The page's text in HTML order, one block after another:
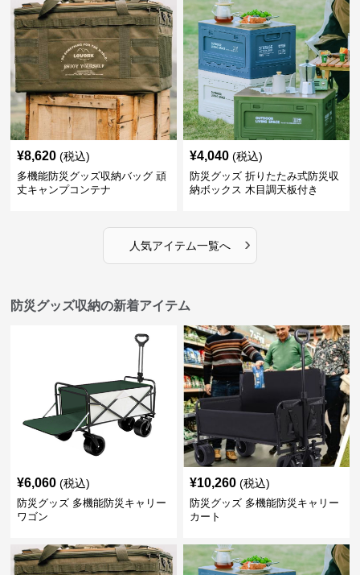
¥8,620 (税込)
多機能防災グッズ収納バッグ 頑
丈キャンプコンテナ
¥4,040 (税込)
防災グッズ 折りたたみ式防災収
納ボックス 木目調天板付き
人気アイテム一覧へ ›
防災グッズ収納の新着アイテム
¥6,060 (税込)
防災グッズ 多機能防災キャリー
ワゴン
¥10,260 (税込)
防災グッズ 多機能防災キャリー
カート